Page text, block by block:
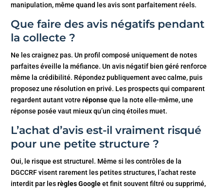
manipulation, même quand les avis sont parfaitement réels.
Que faire des avis négatifs pendant
la collecte ?
Ne les craignez pas. Un profil composé uniquement de notes
parfaites éveille la méfiance. Un avis négatif bien géré renforce
même la crédibilité. Répondez publiquement avec calme, puis
proposez une résolution en privé. Les prospects qui comparent
regardent autant votreréponseque la note elle-même, une
réponse posée vaut mieux qu’un cinq étoiles muet.
L’achat d’avis est-il vraiment risqué
pour une petite structure ?
Oui, le risque est structurel. Même si les contrôles de la
DGCCRF visent rarement les petites structures, l’achat reste
interdit par lesrègles Googleet finit souvent filtré ou supprimé,